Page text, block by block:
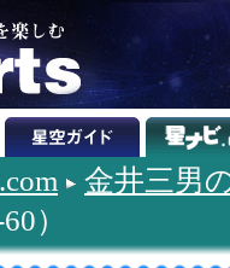
金井三男
）